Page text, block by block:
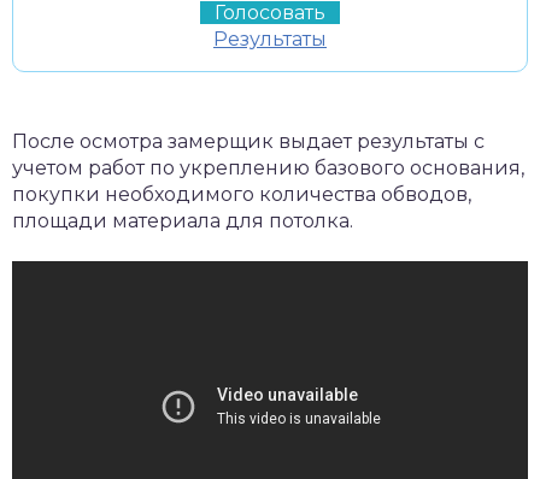
Результаты
После осмотра замерщик выдает результаты с
учетом работ по укреплению базового основания,
покупки необходимого количества обводов,
площади материала для потолка.